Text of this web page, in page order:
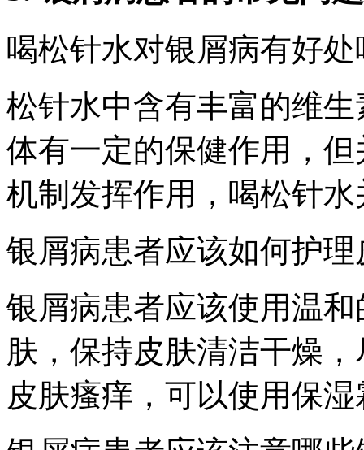
喝松针水对银屑病有好处
松针水中含有丰富的维
体有一定的保健作用，
机制发挥作用，喝松针
银屑病患者应该如何护理
银屑病患者应该使用温
肤，保持皮肤清洁干燥
皮肤瘙痒，可以使用保